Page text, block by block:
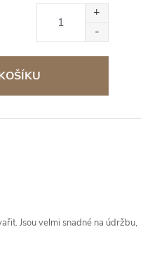
Jsou velmi snadné na údržbu,